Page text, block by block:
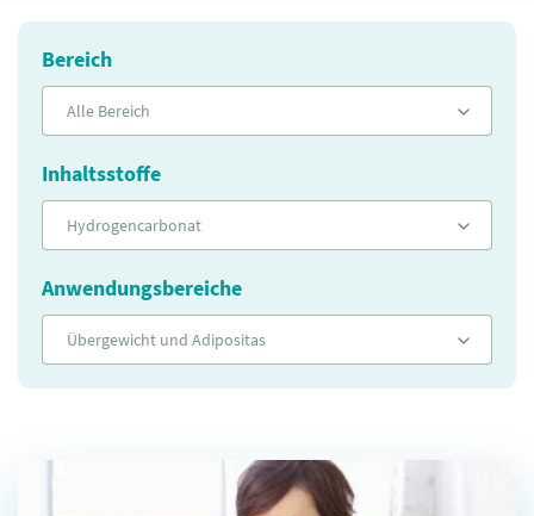
Bereich
Alle Bereich
Inhaltsstoffe
Hydrogencarbonat
Anwendungsbereiche
Übergewicht und Adipositas